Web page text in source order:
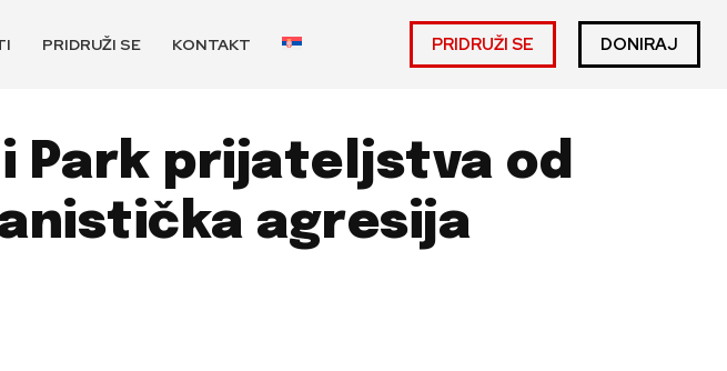
PRIDRUŽI SE KONTAKT PRIDRUŽI SE DONIRAJ
Park prijateljstva od
agresija